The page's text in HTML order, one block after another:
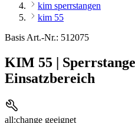
kim sperrstangen
kim 55
Basis Art.-Nr.: 512075
KIM 55 |
Einsatzbereich
all:change geeignet